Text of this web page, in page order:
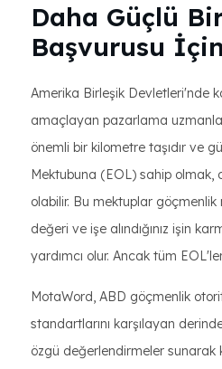
Daha Güçlü
Başvurusu
Amerika Birleşik Devletleri'nde
amaçlayan pazarlama
önemli bir kilometre taşıdır ve
Mektubuna (EOL) sahip olmak,
olabilir. Bu mektuplar göçmenlik
değeri ve işe alındığınız işin
yardımcı olur. Ancak tüm
MotaWord, ABD göçmenlik
standartlarını karşılayan
özgü değerlendirmeler sunarak